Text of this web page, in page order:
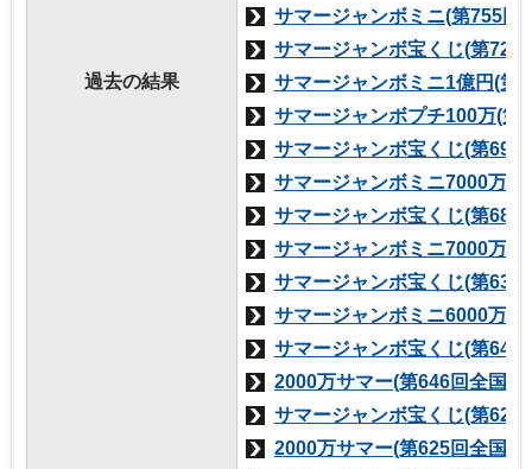
過去の結果
サマージャンボミニ(第755回
サマージャンボ宝くじ(第723
サマージャンボミニ1億円(第
サマージャンボプチ100万(第
サマージャンボ宝くじ(第696
サマージャンボミニ7000万(
サマージャンボ宝くじ(第681
サマージャンボミニ7000万(
サマージャンボ宝くじ(第633
サマージャンボミニ6000万(
サマージャンボ宝くじ(第645
2000万サマー(第646回全国自
サマージャンボ宝くじ(第624
2000万サマー(第625回全国自